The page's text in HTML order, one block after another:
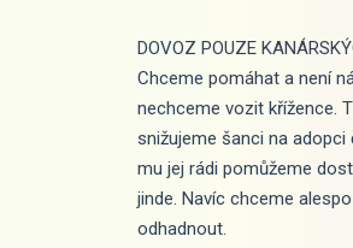
DOVOZ POUZE
Chceme pomáhat a není
nechceme vozit křížence.
snižujeme šanci na
mu jej rádi pomůžeme
jinde. Navíc chceme
odhadnout.